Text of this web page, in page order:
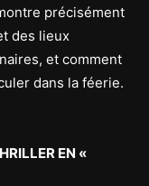
précisément
des lieux
et comment
dans la féerie.
EN «